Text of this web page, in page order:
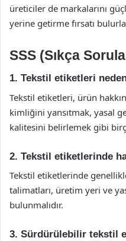
üreticiler de markalarını
yerine getirme fırsatı
SSS (Sıkça
1. Tekstil etiketleri
Tekstil etiketleri, ürün
kimliğini yansıtmak, yasal
kalitesini belirlemek gibi
2. Tekstil etiketlerinde
Tekstil etiketlerinde
talimatları, üretim yeri ve
bulunmalıdır.
3. Sürdürülebilir tekstil